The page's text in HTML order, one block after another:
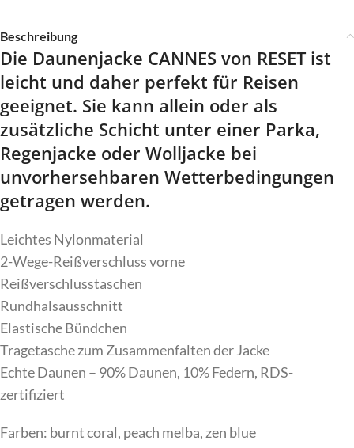
Beschreibung
Die Daunenjacke CANNES von RESET ist
leicht und daher perfekt für Reisen
geeignet. Sie kann allein oder als
zusätzliche Schicht unter einer Parka,
Regenjacke oder Wolljacke bei
unvorhersehbaren Wetterbedingungen
getragen werden.
Leichtes Nylonmaterial
2-Wege-Reißverschluss vorne
Reißverschlusstaschen
Rundhalsausschnitt
Elastische Bündchen
Tragetasche zum Zusammenfalten der Jacke
Echte Daunen – 90% Daunen, 10% Federn, RDS-
zertifiziert
Farben: burnt coral, peach melba, zen blue